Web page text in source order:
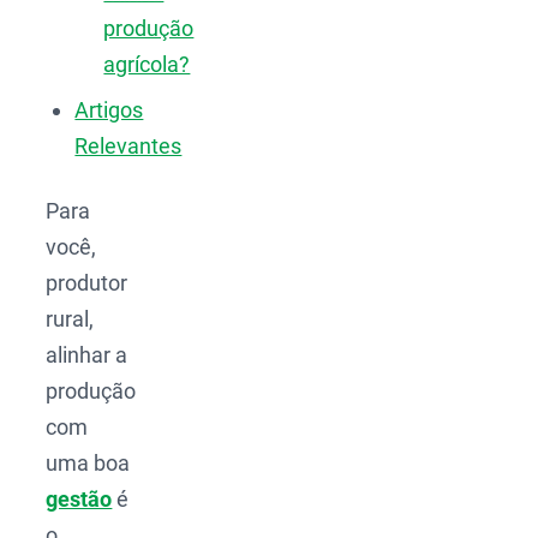
produção
agrícola?
Artigos
Relevantes
Para
você,
produtor
rural,
alinhar a
produção
com
uma boa
gestãoé